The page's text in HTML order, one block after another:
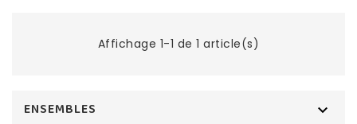
Affichage 1-1 de 1 article(s)
ENSEMBLES 